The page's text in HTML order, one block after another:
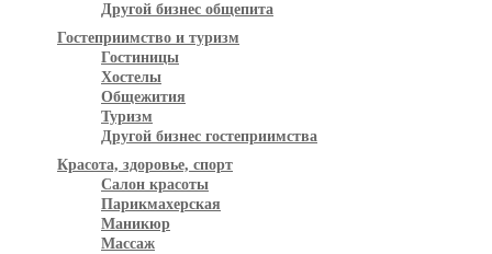
Другой бизнес общепита
Гостеприимство и туризм
Гостиницы
Хостелы
Общежития
Туризм
Другой бизнес гостеприимства
Красота, здоровье, спорт
Салон красоты
Парикмахерская
Маникюр
Массаж